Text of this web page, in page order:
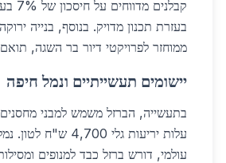
בעזרת תכנון מדויק. בנוסף, בנייה
ממוחזר לפרויקטי דיור בר השגה, תואם
יישומים תעשייתיים ונמל חיפה
בתעשייה, הברזל משמש למבני
עלות יריעות גלי
עולמי, דורש ברזל כבד למנופים